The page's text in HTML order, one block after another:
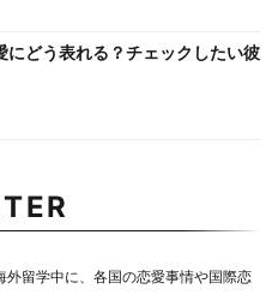
にどう表れる？チェックしたい彼
外留学中に、各国の恋愛事情や国際恋